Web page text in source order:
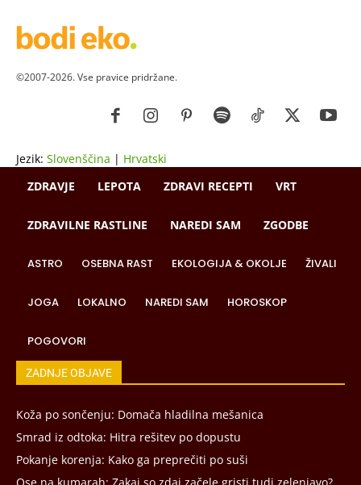
©2007-2026. Vse pravice pridržane.
Jezik: Slovenščina | Hrvatski
ZDRAVJE
LEPOTA ZDRAVI RECEPTI VRT
ZDRAVILNE RASTLINE NAREDI SAM ZGODBE
ASTRO OSEBNA RAST EKOLOGIJA & OKOLJE ŽIVALI
JOGA LOKALNO NAREDI SAM HOROSKOP
POGOVORI
ZADNJE OBJAVE
Koža po sončenju: Domača hladilna mešanica
Smrad iz odtoka: Hitra rešitev po dopustu
Pokanje korenja: Kako ga preprečiti po suši